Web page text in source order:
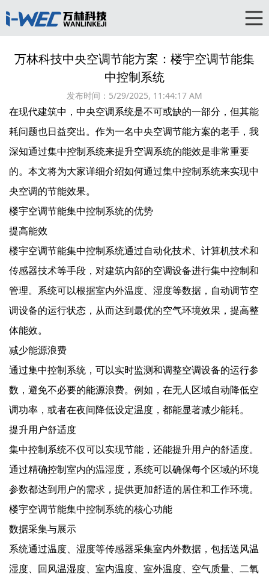
万林科技中央空调节能方案：楼宇空调节能集
中控制系统
发布时间： 5/29/2025, 11:44:17 AM
在现代建筑中，中央空调系统是不可或缺的一部分，但其能
耗问题也日益突出。作为一名中央空调节能方案的老手，我
深知通过集中控制系统来提升空调系统的能效是非常重要
的。本文将为大家详细介绍如何通过集中控制系统来实现中
央空调的节能效果。
楼宇空调节能集中控制系统的优势
提高能效
楼宇空调节能集中控制系统通过自动化技术、计算机技术和
传感器技术等手段，对建筑内部的空调设备进行集中控制和
管理。系统可以根据室内外温度、湿度等数据，自动调节空
调设备的运行状态，从而达到最优的空气环境效果，提高整
体能效。
减少能源浪费
通过集中控制系统，可以实时监测和调整空调设备的运行参
数，避免不必要的能源浪费。例如，在无人区域自动降低空
调功率，或者在夜间降低设定温度，都能显著减少能耗。
提升用户舒适度
集中控制系统不仅可以实现节能，还能提升用户的舒适度。
通过精确控制室内的温湿度，系统可以确保每个区域的环境
参数都达到用户的需求，提供更加舒适的居住和工作环境。
楼宇空调节能集中控制系统的核心功能
数据采集与展示
系统通过温度、湿度等传感器采集室内外数据，包括送风温
湿度、回风温湿度、室内温度、室外温度、空气质量、二氧